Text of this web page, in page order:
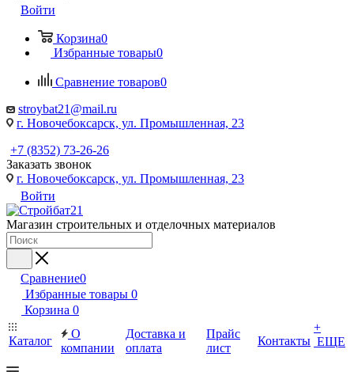
Войти
Корзина0
Избранные товары0
Сравнение товаров0
stroybat21@mail.ru
г. Новочебоксарск, ул. Промышленная, 23
+7 (8352) 73-26-26
Заказать звонок
г. Новочебоксарск, ул. Промышленная, 23
Войти
Магазин строительных и отделочных материалов
Сравнение0
Избранные товары 0
Корзина 0
Каталог
О
компании
Доставка и
оплата
Прайс
лист
Контакты
+
ЕЩЕ